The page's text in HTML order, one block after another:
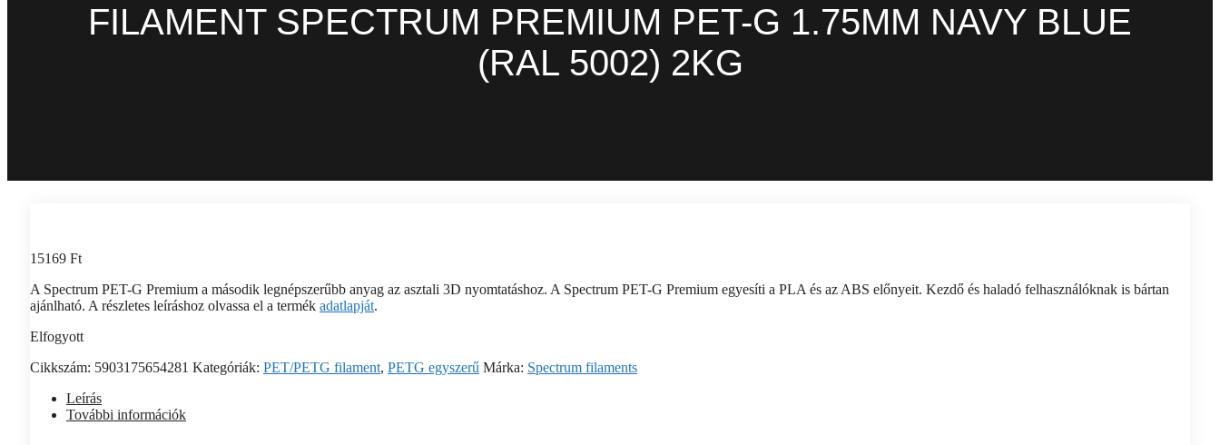
FILAMENT SPECTRUM PREMIUM PET-G 1.75MM NAVY BLUE
(RAL 5002) 2KG
15169 Ft
A Spectrum PET-G Premium a második legnépszerűbb anyag az asztali 3D nyomtatáshoz. A Spectrum PET-G Premium egyesíti a PLA és az ABS előnyeit. Kezdő és haladó felhasználóknak is bártan
ajánlható. A részletes leíráshoz olvassa el a termék adatlapját.
Elfogyott
Cikkszám: 5903175654281 Kategóriák: PET/PETG filament, PETG egyszerű Márka: Spectrum filaments
Leírás
További információk